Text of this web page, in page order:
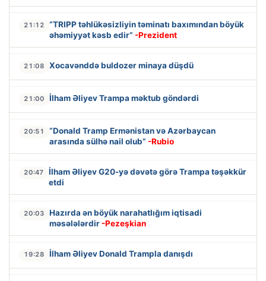
21:12
“TRIPP təhlükəsizliyin təminatı baxımından böyük
əhəmiyyət kəsb edir” -Prezident
21:08 Xocavənddə buldozer minaya düşdü
21:00 İlham Əliyev Trampa məktub göndərdi
20:51
“Donald Tramp Ermənistan və Azərbaycan
arasında sülhə nail olub” -Rubio
20:47
İlham Əliyev G20-yə dəvətə görə Trampa təşəkkür
etdi
20:03
Hazırda ən böyük narahatlığım iqtisadi
məsələlərdir -Pezeşkian
19:28 İlham Əliyev Donald Trampla danışdı